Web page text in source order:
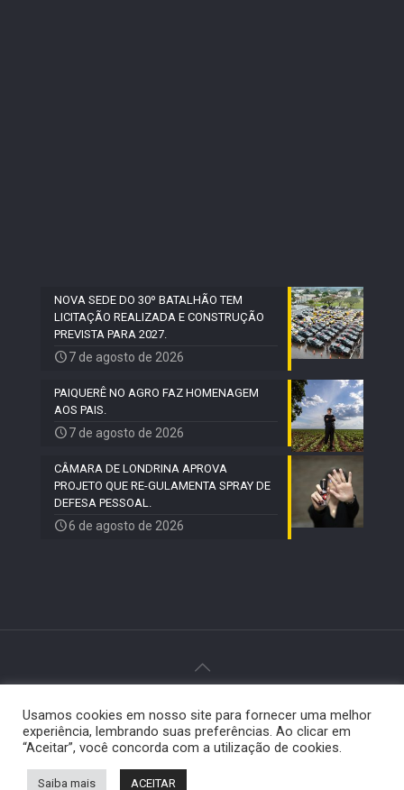
NOVA SEDE DO 30º BATALHÃO TEM
LICITAÇÃO REALIZADA E CONSTRUÇÃO
PREVISTA PARA 2027.
7 de agosto de 2026
PAIQUERÊ NO AGRO FAZ HOMENAGEM
AOS PAIS.
7 de agosto de 2026
CÂMARA DE LONDRINA APROVA
PROJETO QUE RE-GULAMENTA SPRAY DE
DEFESA PESSOAL.
6 de agosto de 2026
© 2024 Paiquerê - Todos os direitos reservados |
Desenvolvido porElemento Visual
Usamos cookies em nosso site para fornecer uma melhor
experiência, lembrando suas preferências. Ao clicar em
“Aceitar”, você concorda com a utilização de cookies.
Saiba mais ACEITAR